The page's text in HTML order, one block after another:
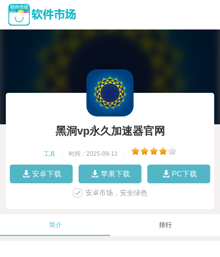
黑洞vp永久加速器官网
工具 时间：2025-09-11
安卓下载 苹果下载 PC下载
安卓市场，安全绿色
简介 排行